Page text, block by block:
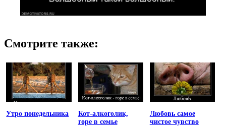
Смотрите также:
Утро понедельника
Кот-алкоголик,
горе в семье
Любовь самое
чистое чувство